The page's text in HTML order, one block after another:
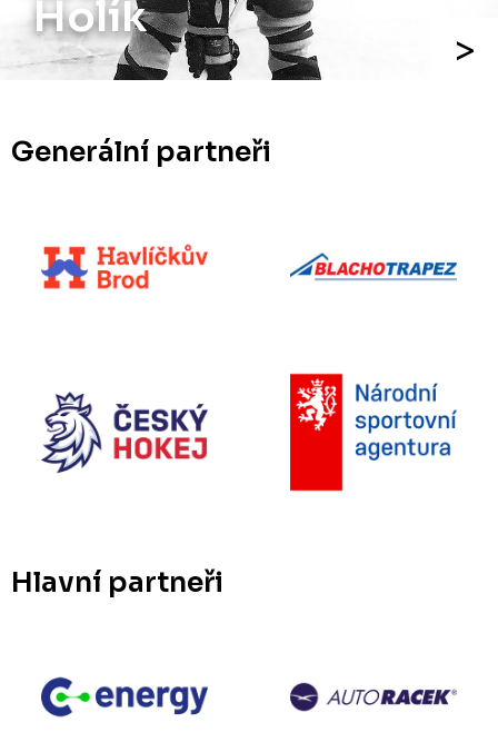
Holík
Generální partneři
Hlavní partneři